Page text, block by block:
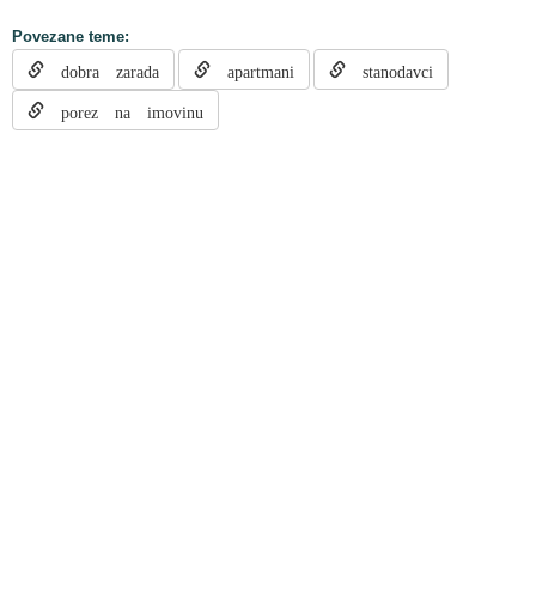
Povezane teme:
dobra zarada apartmani stanodavci
porez na imovinu